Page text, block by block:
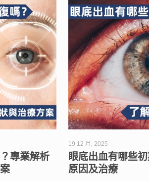
專業解析
19 12 月, 2025
眼底出血有哪些
原因及治療